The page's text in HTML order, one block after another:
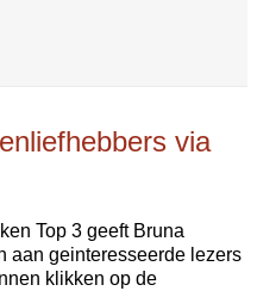
via
Top 3 geeft Bruna
aan geinteresseerde lezers
klikken op de